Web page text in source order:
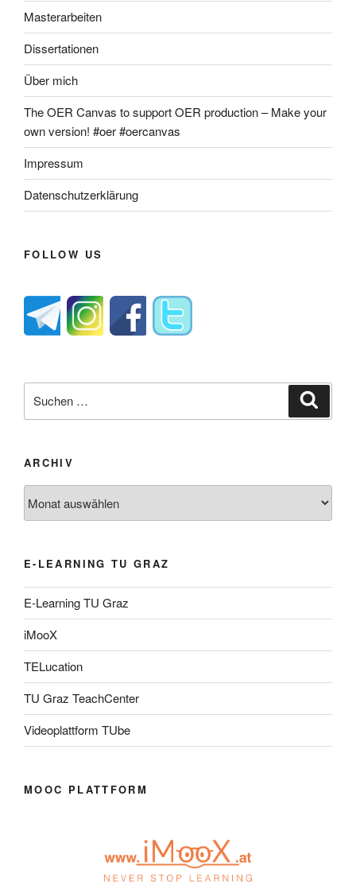
Masterarbeiten
Dissertationen
Über mich
The OER Canvas to support OER production – Make your
own version! #oer #oercanvas
Impressum
Datenschutzerklärung
FOLLOW US
nach:
ARCHIV
E-LEARNING TU GRAZ
E-Learning TU Graz
iMooX
TELucation
TU Graz TeachCenter
Videoplattform TUbe
MOOC PLATTFORM